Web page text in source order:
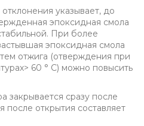
указывает, до
эпоксидная смола
При более
эпоксидная смола
отжига (отверждения при
60 ° C) можно повысить
закрывается сразу после
после открытия составляет